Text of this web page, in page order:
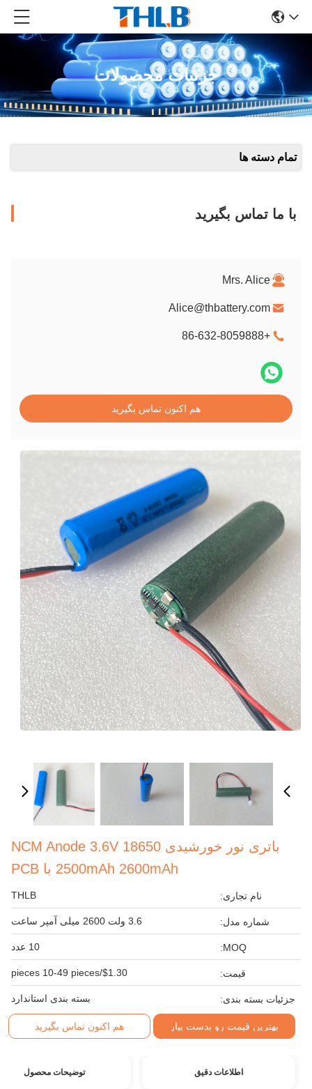
جزئیات محصولات
تمام دسته ها
با ما تماس بگیرید
Mrs. Alice
Alice@thbattery.com
+86-632-8059888
هم اکنون تماس بگیرید
باتری نور خورشیدی NCM Anode 3.6V 18650
2500mAh 2600mAh با PCB
نام تجاری: THLB
شماره مدل: 3.6 ولت 2600 میلی آمپر ساعت
MOQ: 10 عدد
قیمت: $1.30/pieces 10-49 pieces
جزئیات بسته بندی: بسته بندی استاندارد
بهترین قیمت رو بدست بیار هم اکنون تماس بگیرید
اطلاعات دقیق توضیحات محصول